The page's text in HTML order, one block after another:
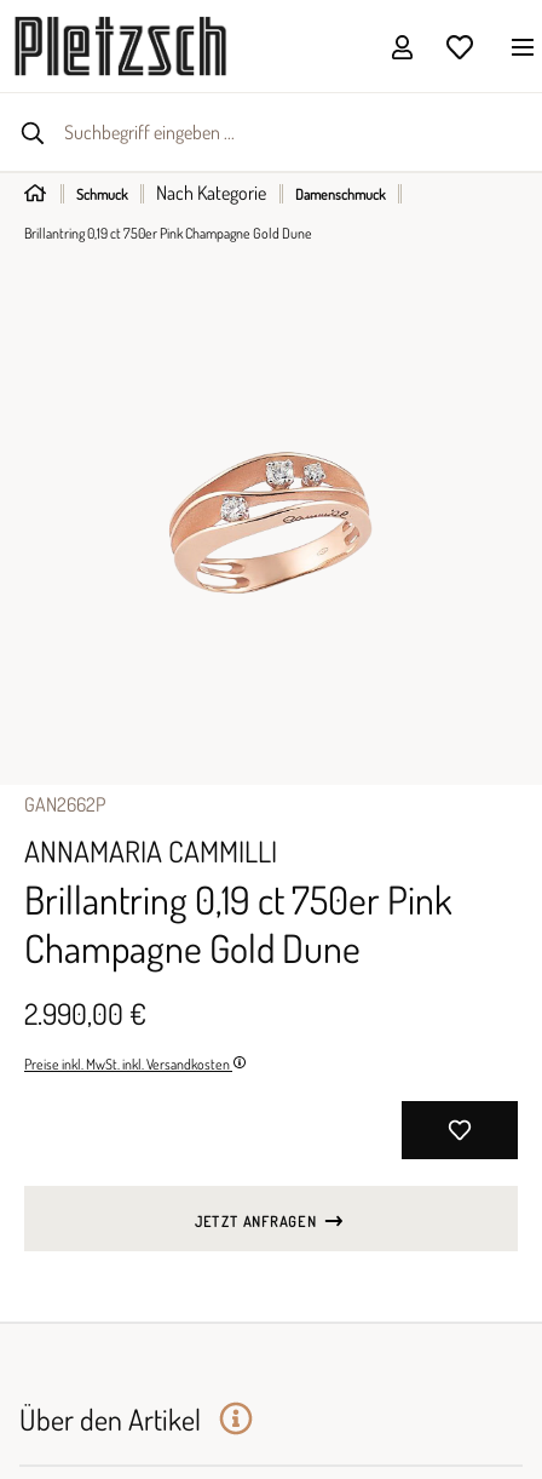
Schmuck Nach Kategorie Damenschmuck
Brillantring 0,19 ct 750er Pink Champagne Gold Dune
GAN2662P
ANNAMARIA CAMMILLI
Brillantring 0,19 ct 750er Pink
Champagne Gold Dune
2.990,00 €
Preise inkl. MwSt. inkl. Versandkosten
JETZT ANFRAGEN
Über den Artikel